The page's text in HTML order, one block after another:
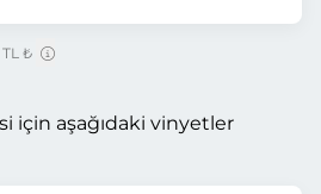
TL ₺
için aşağıdaki vinyetler